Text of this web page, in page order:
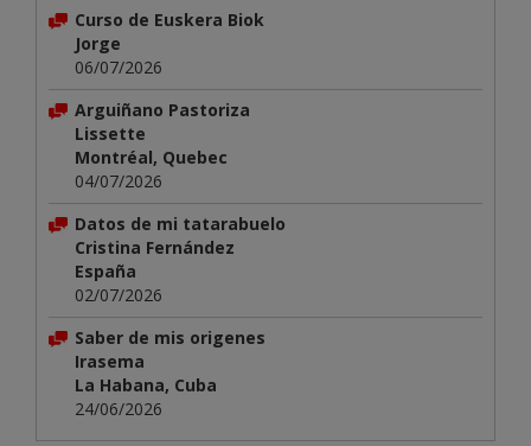
Curso de Euskera Biok
Jorge
06/07/2026
Arguiñano Pastoriza
Lissette
Montréal, Quebec
04/07/2026
Datos de mi tatarabuelo
Cristina Fernández
España
02/07/2026
Saber de mis origenes
Irasema
La Habana, Cuba
24/06/2026